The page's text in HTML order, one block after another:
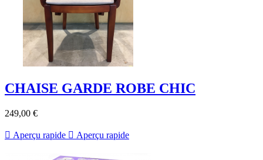
CHAISE GARDE ROBE CHIC
249,00 €
 Aperçu rapide  Aperçu rapide